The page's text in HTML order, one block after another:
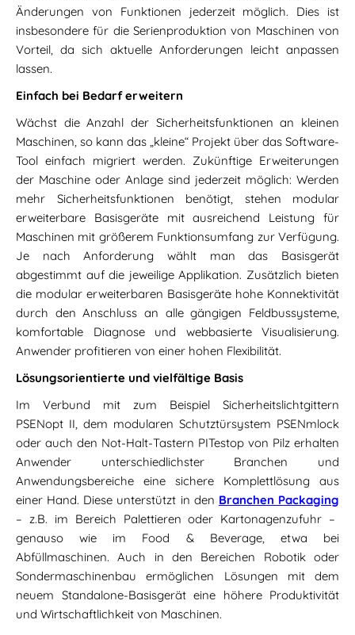
Änderungen von Funktionen jederzeit möglich. Dies ist
insbesondere für die Serienproduktion von Maschinen von
Vorteil, da sich aktuelle Anforderungen leicht anpassen
lassen.
Einfach bei Bedarf erweitern
Wächst die Anzahl der Sicherheitsfunktionen an kleinen
Maschinen, so kann das „kleine“ Projekt über das Software-
Tool einfach migriert werden. Zukünftige Erweiterungen
der Maschine oder Anlage sind jederzeit möglich: Werden
mehr Sicherheitsfunktionen benötigt, stehen modular
erweiterbare Basisgeräte mit ausreichend Leistung für
Maschinen mit größerem Funktionsumfang zur Verfügung.
Je nach Anforderung wählt man das Basisgerät
abgestimmt auf die jeweilige Applikation. Zusätzlich bieten
die modular erweiterbaren Basisgeräte hohe Konnektivität
durch den Anschluss an alle gängigen Feldbussysteme,
komfortable Diagnose und webbasierte Visualisierung.
Anwender profitieren von einer hohen Flexibilität.
Lösungsorientierte und vielfältige Basis
Im Verbund mit zum Beispiel Sicherheitslichtgittern
PSENopt II, dem modularen Schutztürsystem PSENmlock
oder auch den Not-Halt-Tastern PITestop von Pilz erhalten
Anwender unterschiedlichster Branchen und
Anwendungsbereiche eine sichere Komplettlösung aus
einer Hand. Diese unterstützt in den Branchen Packaging
– z.B. im Bereich Palettieren oder Kartonagenzufuhr –
genauso wie im Food & Beverage, etwa bei
Abfüllmaschinen. Auch in den Bereichen Robotik oder
Sondermaschinenbau ermöglichen Lösungen mit dem
neuem Standalone-Basisgerät eine höhere Produktivität
und Wirtschaftlichkeit von Maschinen.